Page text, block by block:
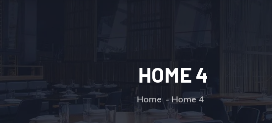
HOME 4
Home Home 4